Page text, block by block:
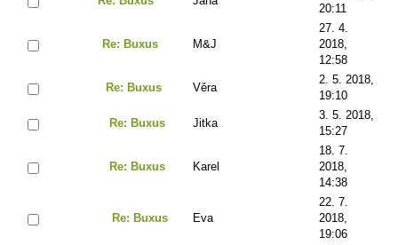
20:11
Re: Buxus M&J
27. 4.
2018,
12:58
Re: Buxus Věra
2. 5. 2018,
19:10
Re: Buxus Jitka
3. 5. 2018,
15:27
Re: Buxus Karel
18. 7.
2018,
14:38
Re: Buxus Eva
22. 7.
2018,
19:06